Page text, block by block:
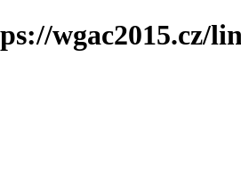
wgac2015.cz/